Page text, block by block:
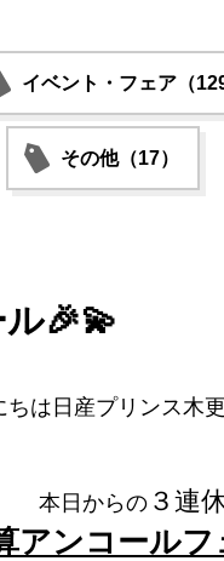
イベント・フェア（
その他（17）
🎉💫
ちは日産プリンス木
本日からの ３連
アンコールフ